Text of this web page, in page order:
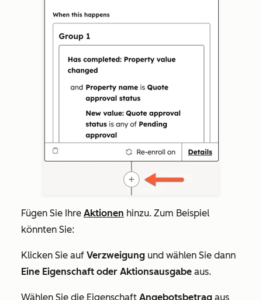
Fügen Sie Ihre Aktionen hinzu. Zum Beispiel
könnten Sie:
Klicken Sie auf Verzweigung und wählen Sie dann
Eine Eigenschaft oder Aktionsausgabe aus.
Wählen Sie die Eigenschaft Angebotsbetrag aus